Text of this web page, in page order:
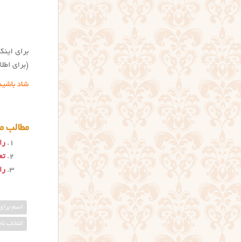
برای
(برای
شاد
مطالب
اسم
انتخاب